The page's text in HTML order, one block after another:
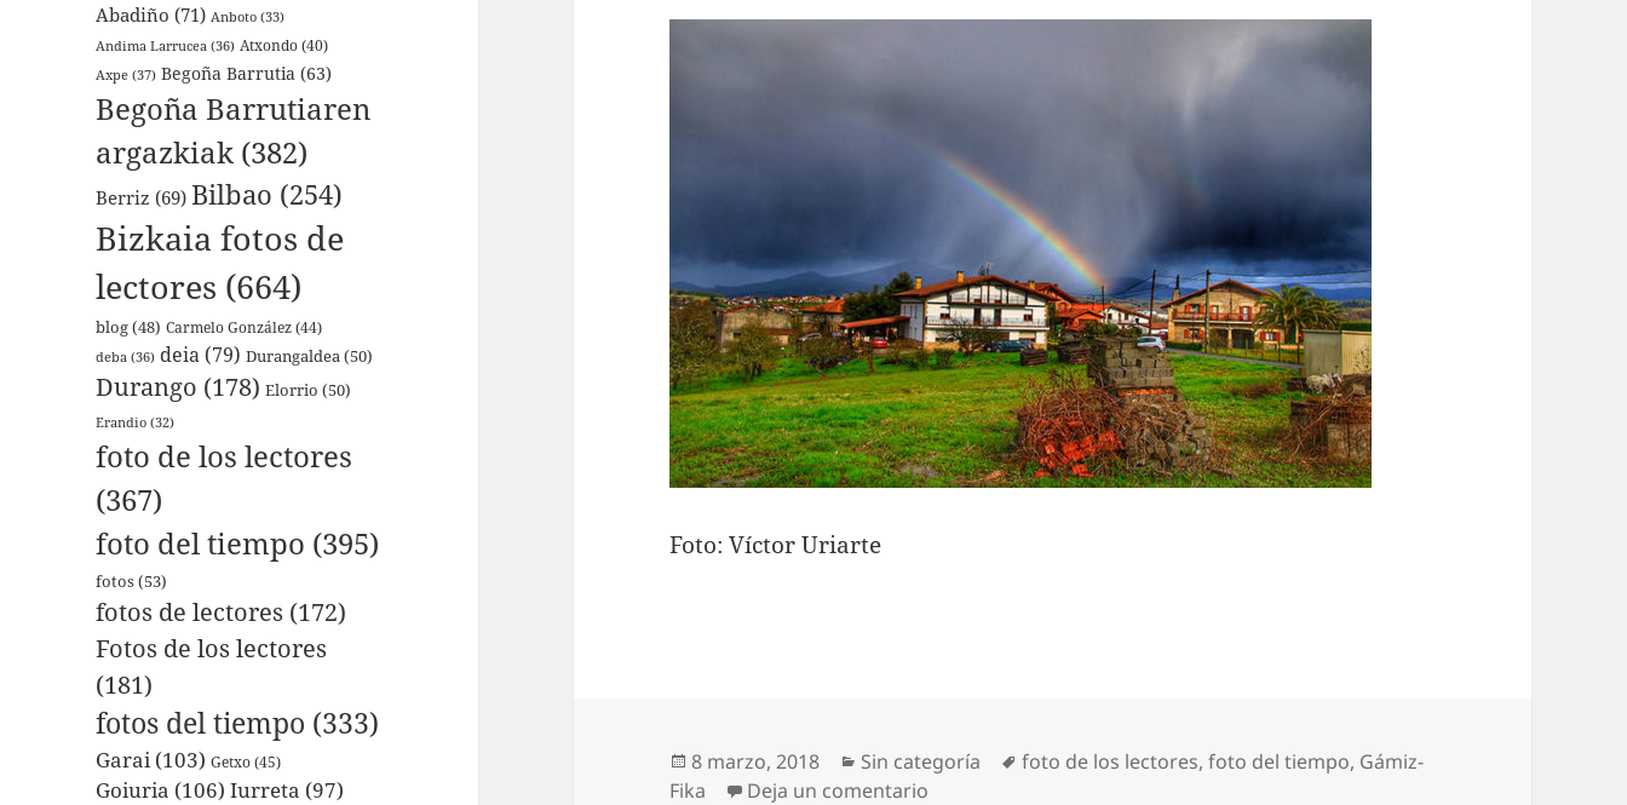
Abadiño (71) Anboto (33)
Andima Larrucea (36) Atxondo(40)
Axpe (37) Begoña Barrutia (63)
Begoña Barrutiaren
argazkiak (382)
Berriz (69) Bilbao (254)
Bizkaia fotos de
lectores (664)
blog(48) Carmelo González(44)
deba (36) deia (79) Durangaldea(50)
Durango (178) Elorrio (50)
Erandio (32)
foto de los lectores
(367)
foto del tiempo (395)
fotos(53)
fotos de lectores (172)
Fotos de los lectores
(181)
fotos del tiempo (333)
Garai(103) Getxo(45)
Goiuria (106) Iurreta (97)
Foto: Víctor Uriarte
Publicado
el
8 marzo, 2018 Categorías
Sin categoría Etiquetas
foto de los lectores,foto del tiempo, Gámiz-
Fika
Deja un comentario